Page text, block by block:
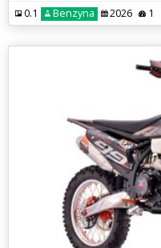
0.1 Benzyna 2026 1